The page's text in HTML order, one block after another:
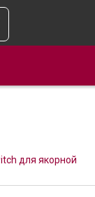
для якорной